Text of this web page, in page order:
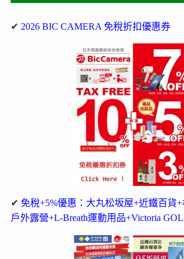
✔ 2026 BIC CAMERA 免稅折扣優惠券
✔ 免稅+5%優惠：大丸松坂屋+近鐵百貨
戶外露營+L-Breath運動用品+Victoria